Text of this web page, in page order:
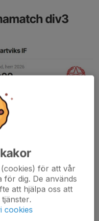
div3
hemmamatch på Olympia
av bättre målskillnad.
för att vår
dig. De används
att hjälpa oss att
cookies